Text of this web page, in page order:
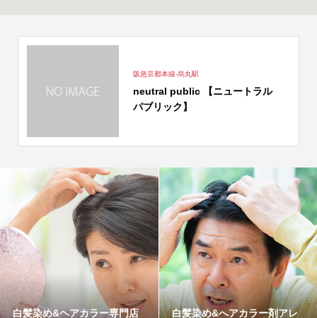
阪急京都本線-烏丸駅
neutral public 【ニュートラル
パブリック】
白髪染め&ヘアカラー専門店 白髪染め&へアカラー剤アレ